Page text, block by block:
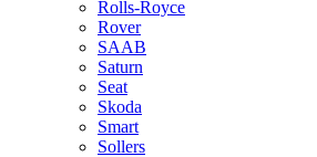
Rolls-Royce
Rover
SAAB
Saturn
Seat
Skoda
Smart
Sollers